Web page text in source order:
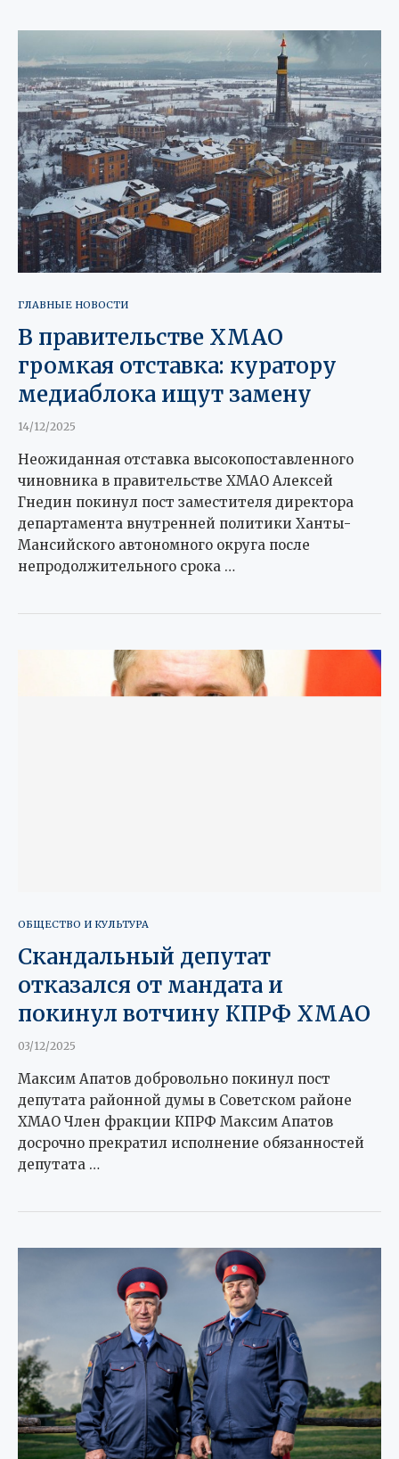
ГЛАВНЫЕ НОВОСТИ
В правительстве ХМАО
громкая отставка: куратору
медиаблока ищут замену
14/12/2025
Неожиданная отставка высокопоставленного
чиновника в правительстве ХМАО Алексей
Гнедин покинул пост заместителя директора
департамента внутренней политики Ханты-
Мансийского автономного округа после
непродолжительного срока …
ОБЩЕСТВО И КУЛЬТУРА
Скандальный депутат
отказался от мандата и
покинул вотчину КПРФ ХМАО
03/12/2025
Максим Апатов добровольно покинул пост
депутата районной думы в Советском районе
ХМАО Член фракции КПРФ Максим Апатов
досрочно прекратил исполнение обязанностей
депутата …